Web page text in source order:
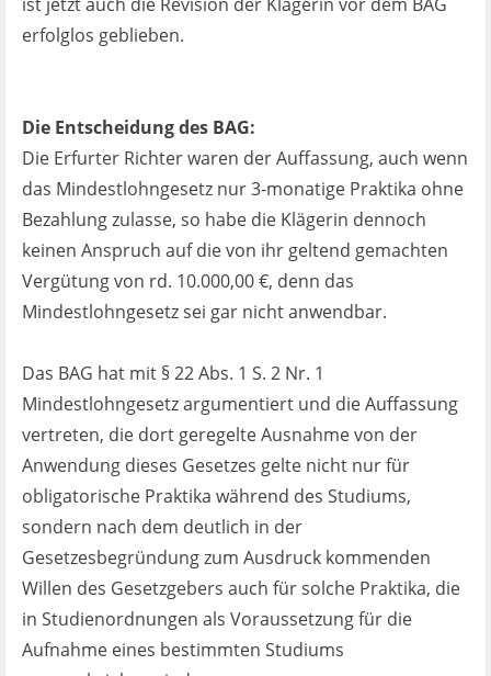
erfolglos geblieben.
Die Entscheidung des BAG:
Die Erfurter Richter waren der Auffassung, auch wenn
das Mindestlohngesetz nur 3-monatige Praktika ohne
Bezahlung zulasse, so habe die Klägerin dennoch
keinen Anspruch auf die von ihr geltend gemachten
Vergütung von rd. 10.000,00 €, denn das
Mindestlohngesetz sei gar nicht anwendbar.
Das BAG hat mit § 22 Abs. 1 S. 2 Nr. 1
Mindestlohngesetz argumentiert und die Auffassung
vertreten, die dort geregelte Ausnahme von der
Anwendung dieses Gesetzes gelte nicht nur für
obligatorische Praktika während des Studiums,
sondern nach dem deutlich in der
Gesetzesbegründung zum Ausdruck kommenden
Willen des Gesetzgebers auch für solche Praktika, die
in Studienordnungen als Voraussetzung für die
Aufnahme eines bestimmten Studiums